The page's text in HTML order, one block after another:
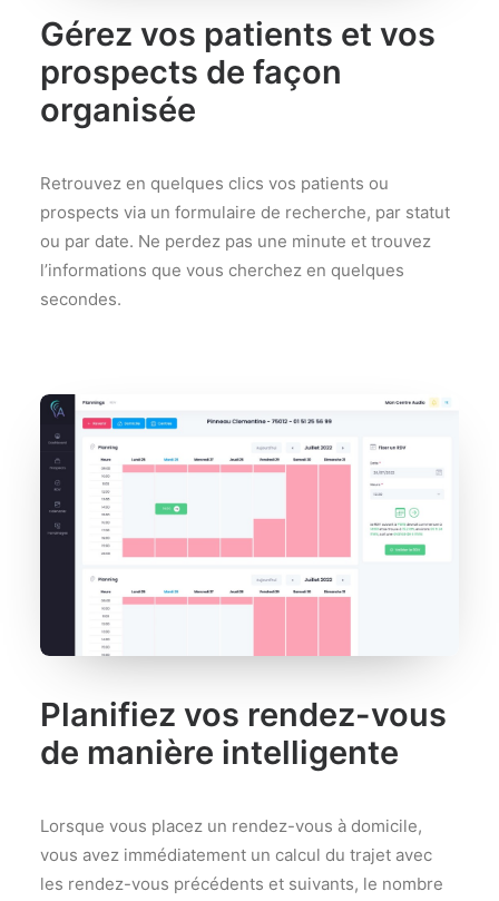
Gérez vos patients et vos
prospects de façon
organisée
Retrouvez en quelques clics vos patients ou
prospects via un formulaire de recherche, par statut
ou par date. Ne perdez pas une minute et trouvez
l’informations que vous cherchez en quelques
secondes.
Planifiez vos rendez-vous
de manière intelligente
Lorsque vous placez un rendez-vous à domicile,
vous avez immédiatement un calcul du trajet avec
les rendez-vous précédents et suivants, le nombre